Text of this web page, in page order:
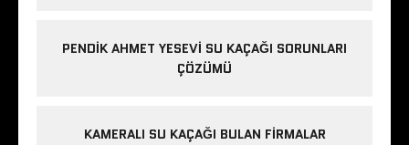
PENDIK AHMET YESEVI SU KAÇAĞI SORUNLARI
ÇÖZÜMÜ
KAMERALI SU KAÇAĞI BULAN FIRMALAR